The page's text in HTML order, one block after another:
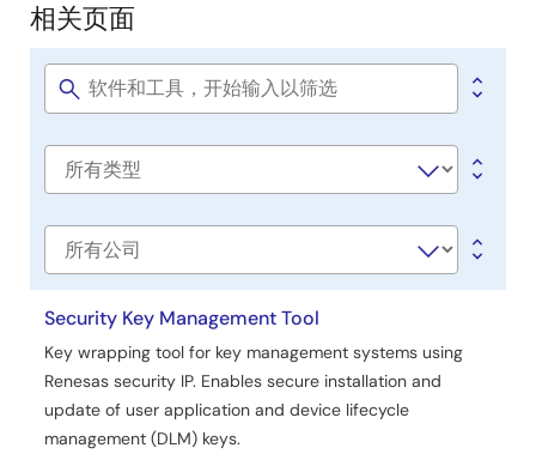
工具新闻 - 注意事项
[Notes] PG-FP6, PG-FP5 Flash Memory Programmer
PDF
29 KB
日本語
工具新闻 - 发布公告
Flash Memory Programmer (FP6 Terminal) V1.05.00
PDF
72 KB
日本語
应用说明
PG-FP6 Usage of Communications Commands
PDF
369 KB
日本語
相
关
页
面
相关页面
Software
Software
司
Security Key Management Tool
Key wrapping tool for key management systems using
Renesas security IP. Enables secure installation and
update of user application and device lifecycle
management (DLM) keys.